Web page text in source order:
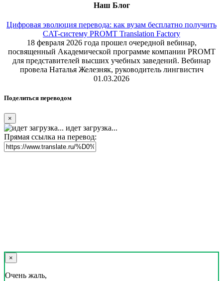
Наш Блог
Цифровая эволюция перевода: как вузам бесплатно получить
CAT-систему PROMT Translation Factory
18 февраля 2026 года прошел очередной вебинар,
посвященный Академической программе компании PROMT
для представителей высших учебных заведений. Вебинар
провела Наталья Железняк, руководитель лингвистич
01.03.2026
Поделиться переводом
×
идет загрузка...
Прямая ссылка на перевод:
×
Очень жаль,